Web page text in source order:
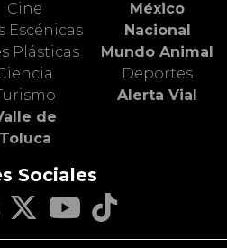
Cine
Escénicas
Plásticas
de
Toluca
México
Nacional
Mundo Animal
Deportes
Alerta Vial
Sociales